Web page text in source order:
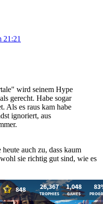
21:21
wird seinem Hype
gerecht. Habe sogar
Als es raus kam habe
ignoriert, aus
auch zu, dass kaum
sie richtig gut sind, wie es